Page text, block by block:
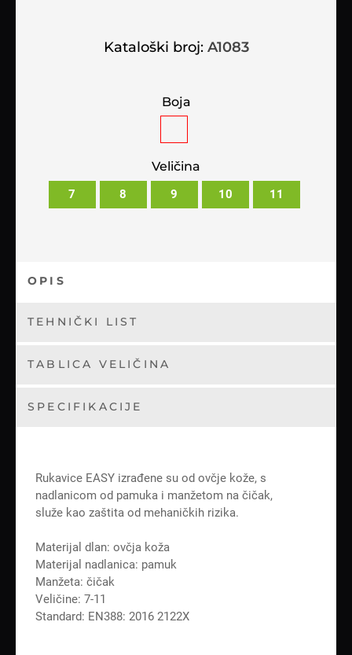
Kataloški broj: A1083
Boja
Veličina
7 8 9 10 11
OPIS
TEHNIČKI LIST
TABLICA VELIČINA
SPECIFIKACIJE
Rukavice EASY izrađene su od ovčje kože, s
nadlanicom od pamuka i manžetom na čičak,
služe kao zaštita od mehaničkih rizika.
Materijal dlan: ovčja koža
Materijal nadlanica: pamuk
Manžeta: čičak
Veličine: 7-11
Standard: EN388: 2016 2122X